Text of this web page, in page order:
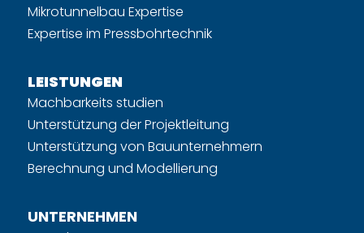
Mikrotunnelbau Expertise
Expertise im Pressbohrtechnik
LEISTUNGEN
Machbarkeits studien
Unterstützung der Projektleitung
Unterstützung von Bauunternehmern
Berechnung und Modellierung
UNTERNEHMEN